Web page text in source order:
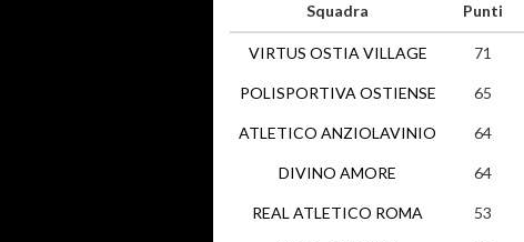
Squadra
VIRTUS OSTIA VILLAGE
POLISPORTIVA OSTIENSE
ATLETICO ANZIOLAVINIO
DIVINO AMORE
REAL ATLETICO ROMA
Punti
71
65
64
64
53